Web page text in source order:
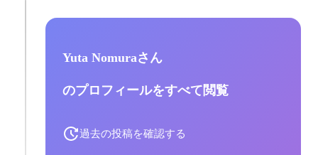
Yuta Nomuraさん
のプロフィールをすべて閲覧
過去の投稿を確認する